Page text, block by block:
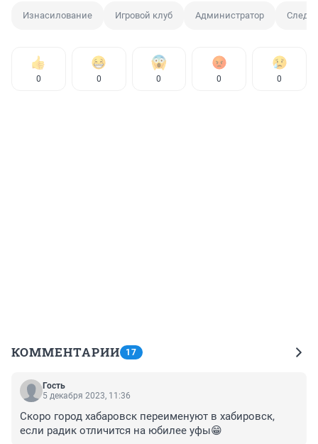
Изнасилование Игровой клуб Администратор
0 0 0 0 0
КОММЕНТАРИИ 17
Гость
5 декабря 2023, 11:36
Скоро город хабаровск переименуют в хабировск,
если радик отличится на юбилее уфы😁